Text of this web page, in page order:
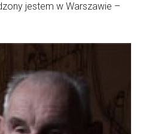
jestem w Warszawie –